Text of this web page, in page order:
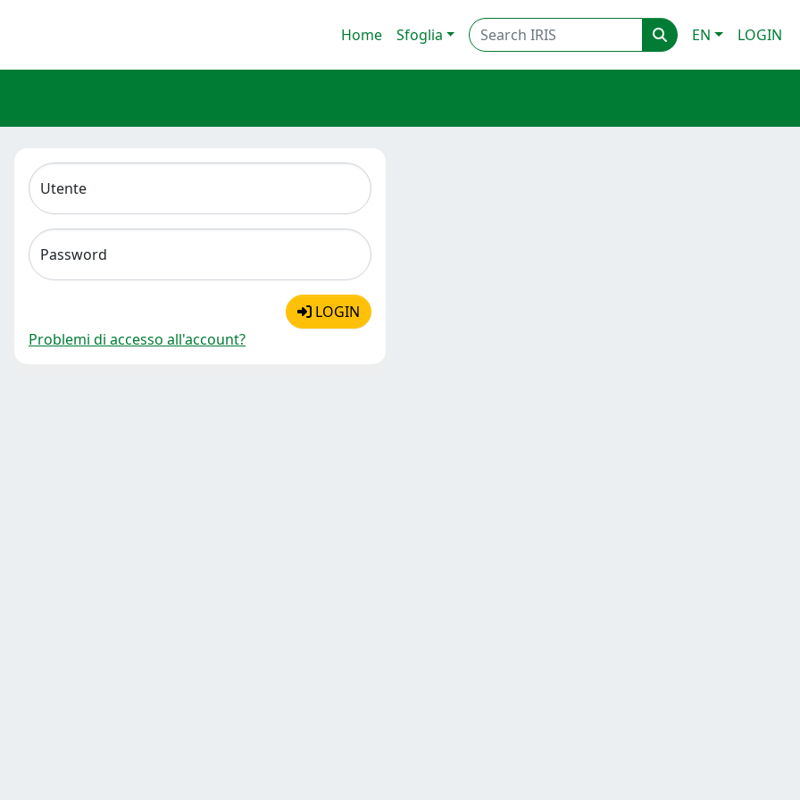
Home Sfoglia EN LOGIN
Utente
Password
LOGIN
Problemi di accesso all'account?